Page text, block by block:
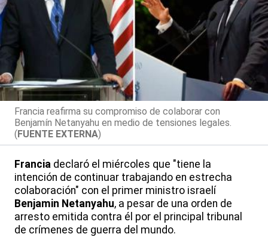
Francia reafirma su compromiso de colaborar con
Benjamín Netanyahu en medio de tensiones legales.
(FUENTE EXTERNA)
Francia declaró el miércoles que "tiene la
intención de continuar trabajando en estrecha
colaboración" con el primer ministro israelí
Benjamin Netanyahu, a pesar de una orden de
arresto emitida contra él por el principal tribunal
de crímenes de guerra del mundo.